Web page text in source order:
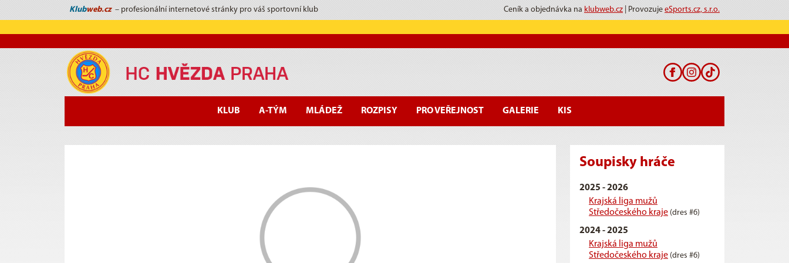
Klubweb.cz – profesionální internetové stránky pro váš sportovní klub Ceník a objednávka na klubweb.cz | Provozuje eSports.cz, s.r.o.
KLUB A-TÝM MLÁDEŽ ROZPISY PRO VEŘEJNOST GALERIE KIS
Soupisky hráče
2025 - 2026
Krajská liga mužů
Středočeského kraje (dres #6)
2024 - 2025
Krajská liga mužů
Středočeského kraje (dres #6)